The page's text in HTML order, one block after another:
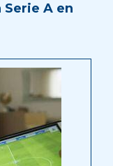
A en